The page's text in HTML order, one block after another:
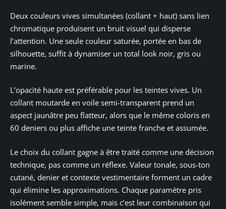
Deux couleurs vives simultanées (collant + haut) sans lien
chromatique produisent un bruit visuel qui disperse
l’attention. Une seule couleur saturée, portée en bas de
silhouette, suffit à dynamiser un total look noir, gris ou
marine.
L’opacité haute est préférable pour les teintes vives. Un
collant moutarde en voile semi-transparent prend un
aspect jaunâtre peu flatteur, alors que le même coloris en
60 deniers ou plus affiche une teinte franche et assumée.
Le choix du collant gagne à être traité comme une décision
technique, pas comme un réflexe. Valeur tonale, sous-ton
cutané, denier et contexte vestimentaire forment un cadre
qui élimine les approximations. Chaque paramètre pris
isolément semble simple, mais c’est leur combinaison qui